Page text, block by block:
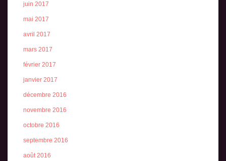
juin 2017
mai 2017
avril 2017
mars 2017
février 2017
janvier 2017
décembre 2016
novembre 2016
octobre 2016
septembre 2016
août 2016